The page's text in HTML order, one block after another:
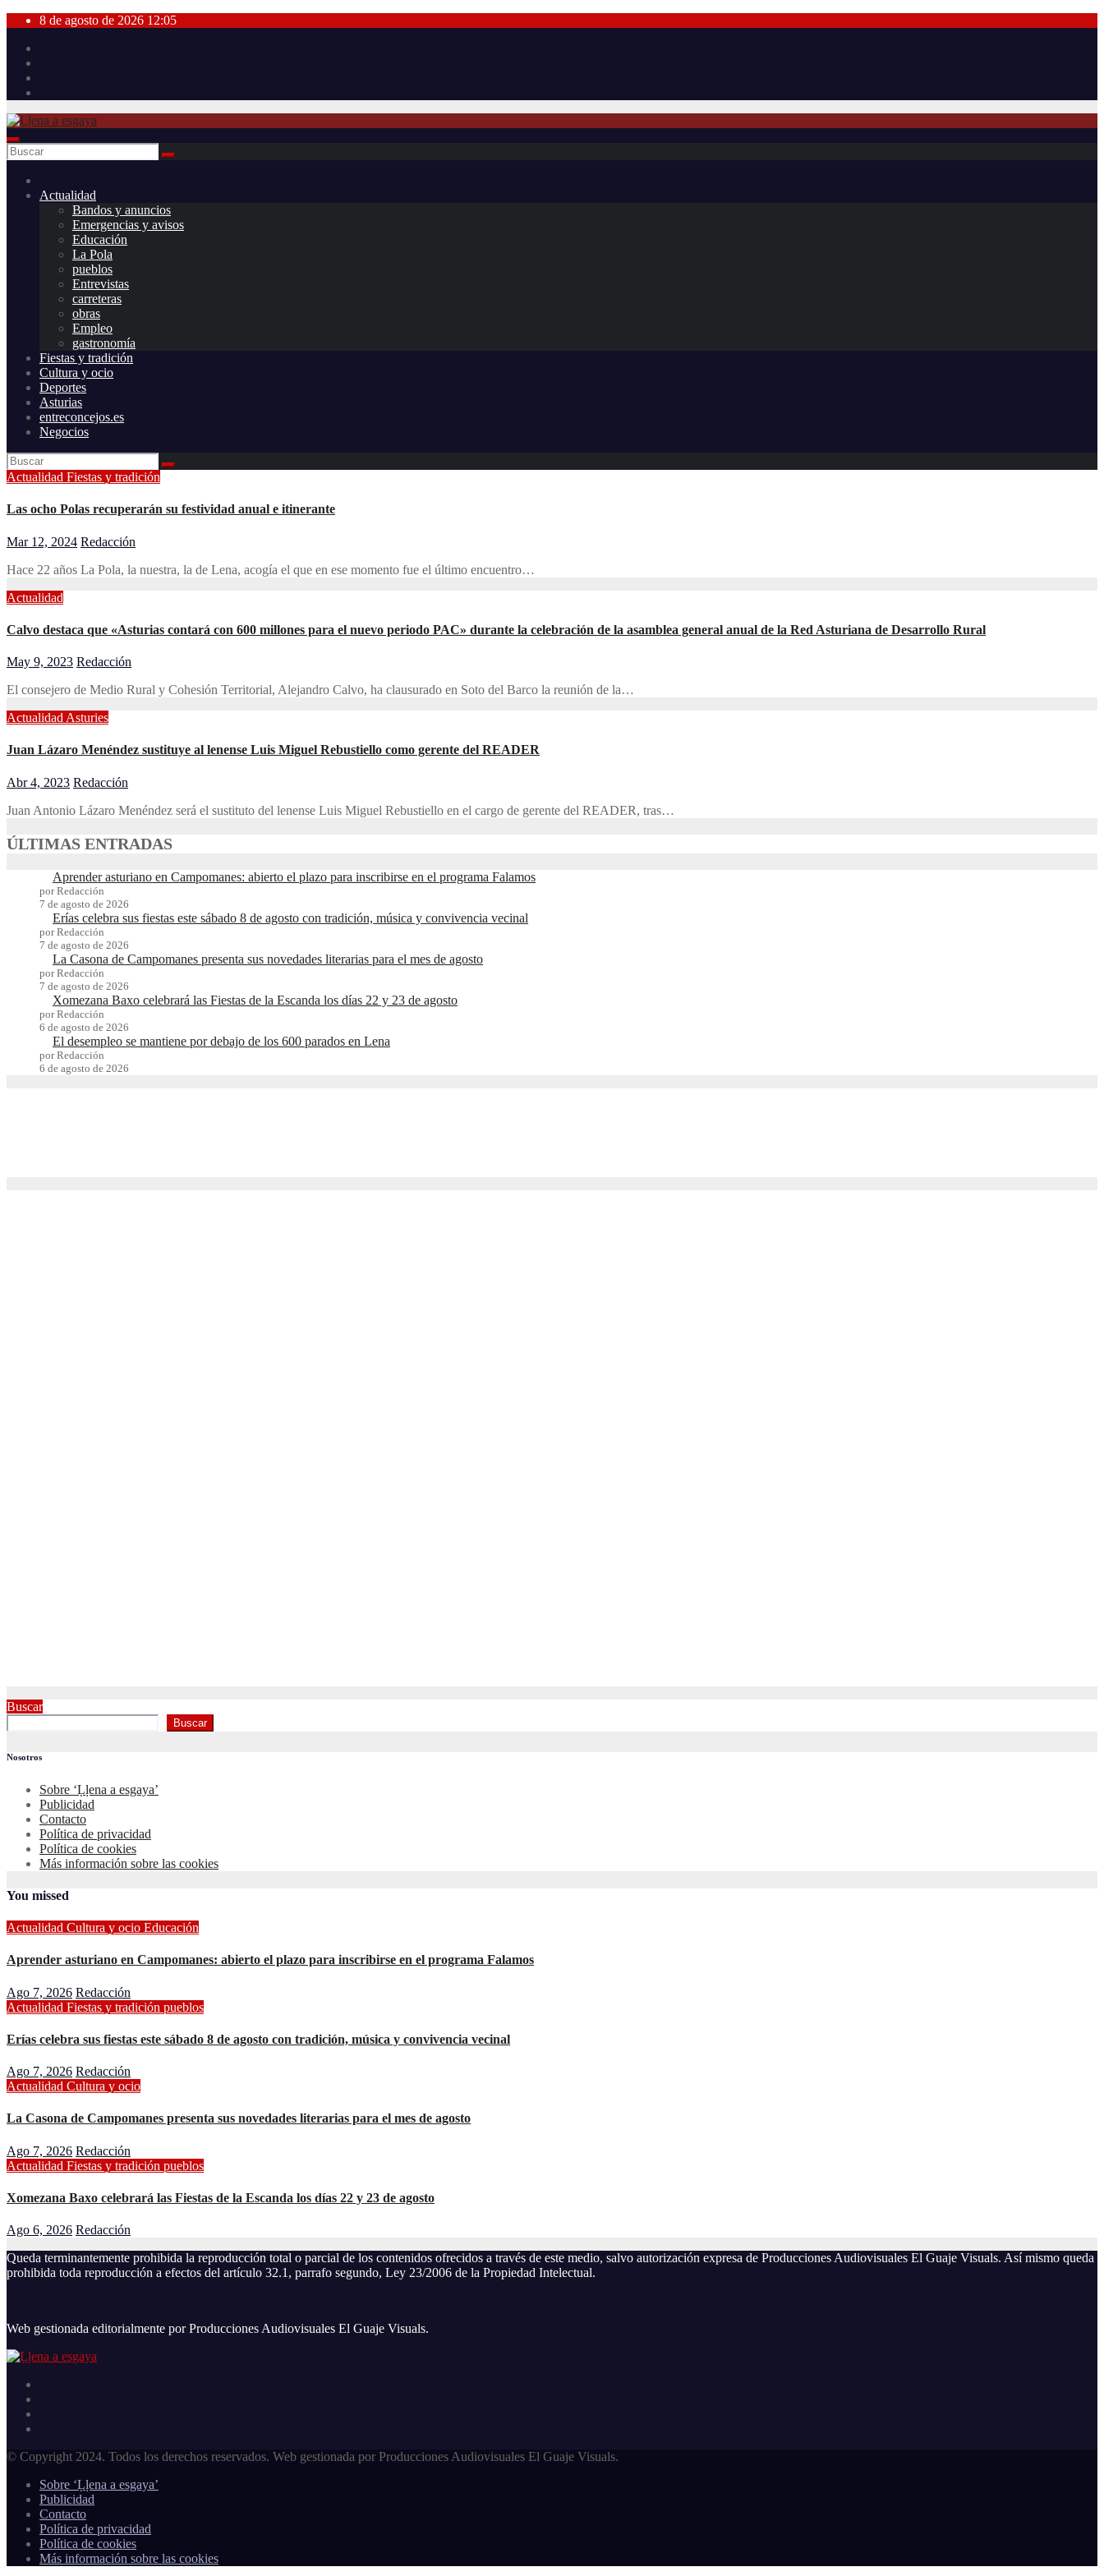
Saltar
contenido
8 de agosto de 2026 12:05
Actualidad
Bandos y anuncios
Emergencias y avisos
Educación
La Pola
pueblos
Entrevistas
carreteras
obras
Empleo
gastronomía
Fiestas y tradición
Cultura y ocio
Deportes
Asturias
entreconcejos.es
Negocios
Actualidad Fiestas y tradición
Las ocho Polas recuperarán su festividad anual e itinerante
Mar 12, 2024 Redacción
Hace 22 años La Pola, la nuestra, la de Lena, acogía el que en ese momento fue el último encuentro…
Actualidad
Calvo destaca que «Asturias contará con 600 millones para el nuevo periodo PAC» durante la celebración de la asamblea general anual de la Red Asturiana de Desarrollo Rural
May 9, 2023 Redacción
El consejero de Medio Rural y Cohesión Territorial, Alejandro Calvo, ha clausurado en Soto del Barco la reunión de la…
Actualidad Asturies
Juan Lázaro Menéndez sustituye al lenense Luis Miguel Rebustiello como gerente del READER
Abr 4, 2023 Redacción
Juan Antonio Lázaro Menéndez será el sustituto del lenense Luis Miguel Rebustiello en el cargo de gerente del READER, tras…
ÚLTIMAS ENTRADAS
Aprender asturiano en Campomanes: abierto el plazo para inscribirse en el programa Falamos
por Redacción
7 de agosto de 2026
Erías celebra sus fiestas este sábado 8 de agosto con tradición, música y convivencia vecinal
por Redacción
7 de agosto de 2026
La Casona de Campomanes presenta sus novedades literarias para el mes de agosto
por Redacción
7 de agosto de 2026
Xomezana Baxo celebrará las Fiestas de la Escanda los días 22 y 23 de agosto
por Redacción
6 de agosto de 2026
El desempleo se mantiene por debajo de los 600 parados en Lena
por Redacción
6 de agosto de 2026
Buscar
Buscar
Nosotros
Sobre ‘Ḷḷena a esgaya’
Publicidad
Contacto
Política de privacidad
Política de cookies
Más información sobre las cookies
You missed
Actualidad Cultura y ocio Educación
Aprender asturiano en Campomanes: abierto el plazo para inscribirse en el programa Falamos
Ago 7, 2026 Redacción
Actualidad Fiestas y tradición pueblos
Erías celebra sus fiestas este sábado 8 de agosto con tradición, música y convivencia vecinal
Ago 7, 2026 Redacción
Actualidad Cultura y ocio
La Casona de Campomanes presenta sus novedades literarias para el mes de agosto
Ago 7, 2026 Redacción
Actualidad Fiestas y tradición pueblos
Xomezana Baxo celebrará las Fiestas de la Escanda los días 22 y 23 de agosto
Ago 6, 2026 Redacción
Queda terminantemente prohibida la reproducción total o parcial de los contenidos ofrecidos a través de este medio, salvo autorización expresa de Producciones Audiovisuales El Guaje Visuals. Así mismo queda
prohibida toda reproducción a efectos del artículo 32.1, parrafo segundo, Ley 23/2006 de la Propiedad Intelectual.
Web gestionada editorialmente por Producciones Audiovisuales El Guaje Visuals.
© Copyright 2024. Todos los derechos reservados. Web gestionada por Producciones Audiovisuales El Guaje Visuals.
Sobre ‘Ḷḷena a esgaya’
Publicidad
Contacto
Política de privacidad
Política de cookies
Más información sobre las cookies